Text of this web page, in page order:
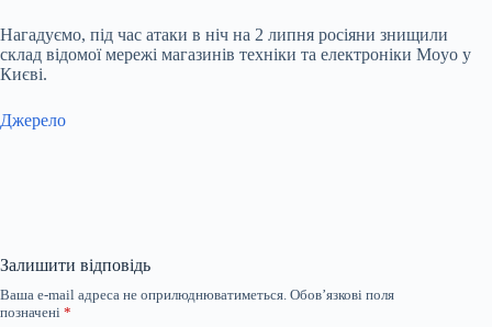
Нагадуємо, під час атаки в ніч на 2 липня росіяни знищили
склад відомої мережі магазинів техніки та електроніки Moyo у
Києві.
Джерело
Залишити відповідь
Ваша e-mail адреса не оприлюднюватиметься. Обов’язкові поля
позначені *